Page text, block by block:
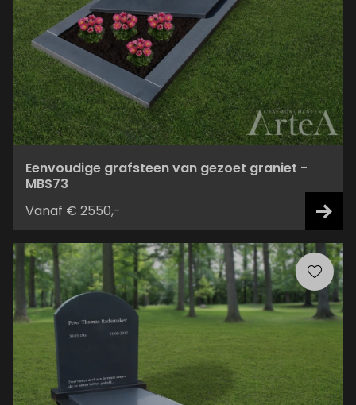
Eenvoudige grafsteen van gezoet graniet -
MBS73
Vanaf € 2550,-